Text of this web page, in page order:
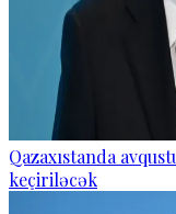
Qazaxıstanda
keçiriləcək